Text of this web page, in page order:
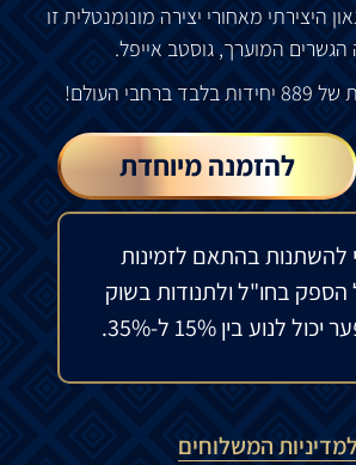
היצירתי מאחורי יצירה מונומנטליתזו
הגשרים המוערך,גוסטב אייפל.
של יחידותבלבד ברחבי העולם!
₪ להזמנה מיוחדת
להשתנות בהתאם לזמינות
בחו"ל ולתנודות בשוק
לנוע בין 15% ל-35%.
למדיניות המשלוחים